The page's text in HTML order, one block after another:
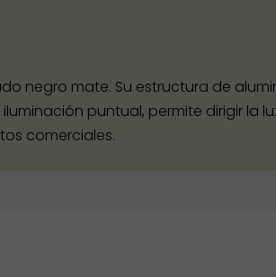
negro mate. Su estructura de
puntual, permite dirigir la
comerciales.